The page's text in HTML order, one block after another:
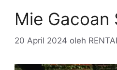
Mie Gacoan
20 April 2024 oleh